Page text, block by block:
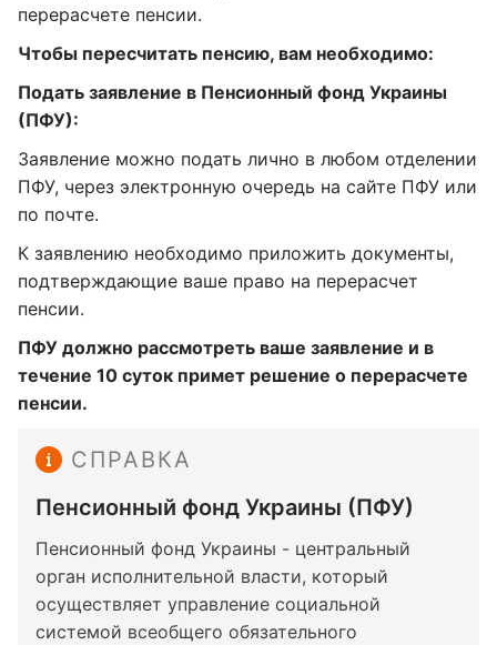
перерасчете пенсии.
Чтобы пересчитать пенсию, вам необходимо:
Подать заявление в Пенсионный фонд Украины
(ПФУ):
Заявление можно подать лично в любом отделении
ПФУ, через электронную очередь на сайте ПФУ или
по почте.
К заявлению необходимо приложить документы,
подтверждающие ваше право на перерасчет
пенсии.
ПФУ должно рассмотреть ваше заявление и в
течение 10 суток примет решение о перерасчете
пенсии.
СПРАВКА
Пенсионный фонд Украины (ПФУ)
Пенсионный фонд Украины - центральный
орган исполнительной власти, который
осуществляет управление социальной
системой всеобщего обязательного